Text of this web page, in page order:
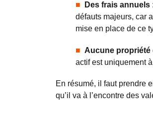
Des frais annuels
défauts majeurs, car
mise en place de ce
Aucune propriété
actif est uniquement
En résumé, il faut prendre
qu’il va à l’encontre des